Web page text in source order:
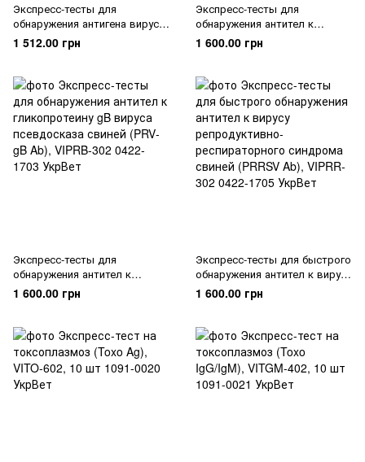
Экспресс-тесты для
обнаружения антигена вируса
африканской чумы свиней,
ASFV Ag, VIASFG-402
1 512.00 грн
Экспресс-тесты для
обнаружения антител к
гликопротеину gE вируса
псевдосказа свиней (PRV‐gE
1 600.00 грн
Экспресс-тесты для
обнаружения антител к
гликопротеину gB вируса
псевдосказа свиней (PRV‐gB
1 600.00 грн
Экспресс-тесты для быстрого
обнаружения антител к вирусу
репродуктивно-
респираторного синдрома
1 600.00 грн